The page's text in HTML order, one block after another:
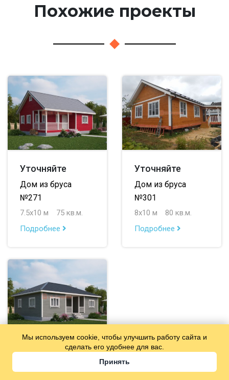
Похожие проекты
Уточняйте
Дом из бруса
№271
7.5х10 м
75 кв.м.
Подробнее
Уточняйте
Дом из бруса
№301
8х10 м
80 кв.м.
Подробнее
Уточняйте
Мы используем cookie, чтобы улучшить работу сайта и
сделать его удобнее для вас.
Принять